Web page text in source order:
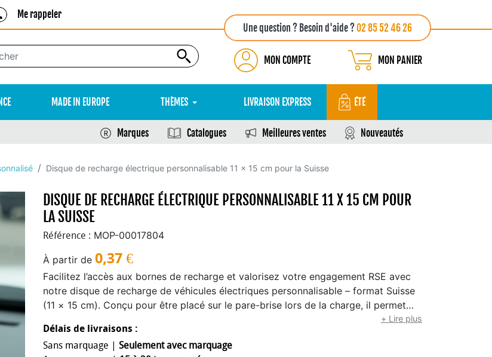
Me rappeler
Une question ? Besoin d'aide ?02 85 52 46 26
MON COMPTE MON PANIER
MADE IN EUROPE THÈMES LIVRAISON EXPRESS ÉTÉ
Marques Catalogues Meilleures ventes Nouveautés
Disque de recharge électrique personnalisable 11 x 15 cm pour la Suisse
DISQUE DE RECHARGE ÉLECTRIQUE PERSONNALISABLE 11 X 15 CM POUR
LA SUISSE
Référence : MOP-00017804
À partir de 0,37 €
Facilitez l’accès aux bornes de recharge et valorisez votre engagement RSE avec
notre disque de recharge de véhicules électriques personnalisable – format Suisse
(11 × 15 cm). Conçu pour être placé sur le pare-brise lors de la charge, il permet
d’indiquer clairement l’heure de fin de recharge, afin que l’utilisateur suivant sache
immédiatement quand la borne sera disponible. Un outil simple et efficace pour
favoriser le partage des infrastructures dans les parkings d’entreprises,
+ Lire plus
Délais de livraisons :
Sans marquage | Seulement avec marquage